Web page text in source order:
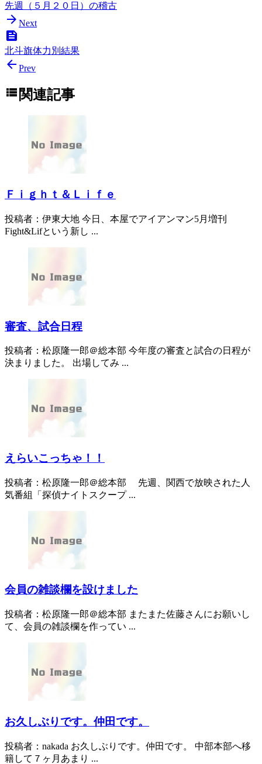
先週（５月２０日）の稽古
 Next

北斗旗体力別結果
 Prev
 関連記事
Ｆｉｇｈｔ＆Ｌｉｆｅ
投稿者：伊東大地 今日、本屋でアイアンマン5月増刊
Fight&Lifという新し ...
審査、試合日程
投稿者：松原隆一郎＠総本部 今年度の審査と試合の日程が
決まりました。 出場してみ ...
えらいこっちゃ！！
投稿者：松原隆一郎＠総本部 先週、関西で放映された人
気番組「探偵ナイトスクープ ...
会員の雑談欄を設けました
投稿者：松原隆一郎＠総本部 またまた佐藤さんにお願いし
て、会員の雑談欄を作ってい ...
お久しぶりです。仲田です。
投稿者：nakada お久しぶりです。仲田です。 中部本部へ移
籍して７ヶ月あまり ...